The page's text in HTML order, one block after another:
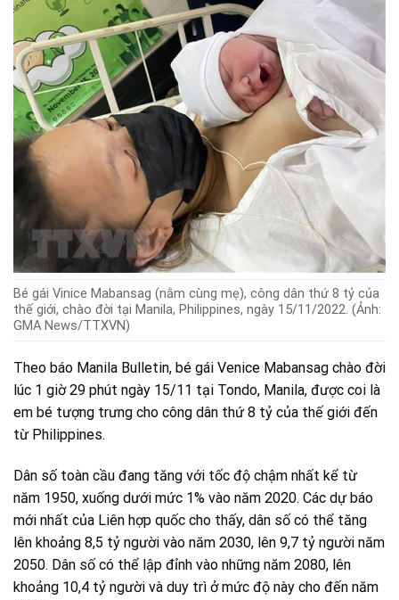
Bé gái Vinice Mabansag (nằm cùng mẹ), công dân thứ 8 tỷ của
thế giới, chào đời tại Manila, Philippines, ngày 15/11/2022. (Ảnh:
GMA News/TTXVN)
Theo báo Manila Bulletin, bé gái Venice Mabansag chào đời
lúc 1 giờ 29 phút ngày 15/11 tại Tondo, Manila, được coi là
em bé tượng trưng cho công dân thứ 8 tỷ của thế giới đến
từ Philippines.
Dân số toàn cầu đang tăng với tốc độ chậm nhất kể từ
năm 1950, xuống dưới mức 1% vào năm 2020. Các dự báo
mới nhất của Liên hợp quốc cho thấy, dân số có thể tăng
lên khoảng 8,5 tỷ người vào năm 2030, lên 9,7 tỷ người năm
2050. Dân số có thể lập đỉnh vào những năm 2080, lên
khoảng 10,4 tỷ người và duy trì ở mức độ này cho đến năm